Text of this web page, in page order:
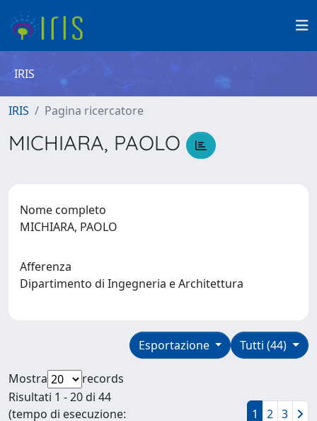
IRIS
IRIS Pagina ricercatore
MICHIARA, PAOLO
Nome completo
MICHIARA, PAOLO
Afferenza
Dipartimento di Ingegneria e Architettura
Tutti (44)
Esportazione
Mostra
records
Risultati 1 - 20 di 44
(tempo di esecuzione:
1 2 3